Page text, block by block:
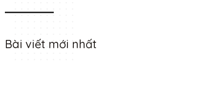
Bài viết mới nhất